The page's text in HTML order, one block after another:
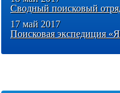
17 май 2017